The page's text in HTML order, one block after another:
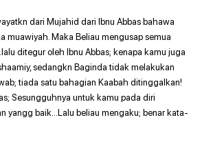
dari Mujahid dari Ibnu Abbas bahawa
muawiyah. Maka Beliau mengusap semua
ditegur oleh Ibnu Abbas; kenapa kamu juga
sedangkn Baginda tidak melakukan
tiada satu bahagian Kaabah ditinggalkan!
Sesungguhnya untuk kamu pada diri
yangg baik…Lalu beliau mengaku; benar kata-